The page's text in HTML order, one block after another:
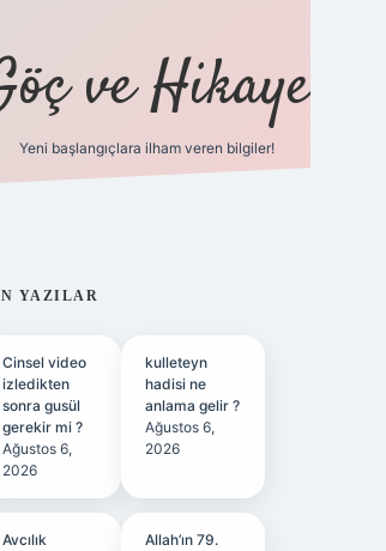
ve Hikaye
Yeni başlangıçlara ilham veren bilgiler!
YAZILAR
Cinsel video
izledikten
sonra gusül
gerekir mi ?
Ağustos 6,
2026
kulleteyn
hadisi ne
anlama gelir ?
Ağustos 6,
2026
Avcılık
Allah’ın 79.